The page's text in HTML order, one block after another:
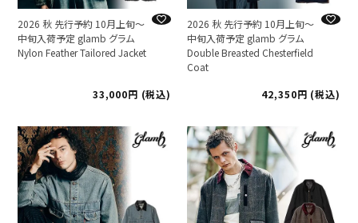
2026 秋 先行予約 10月上旬～
中旬入荷予定 glamb グラム
Nylon Feather Tailored Jacket
33,000 税込
2026 秋 先行予約 10月上旬～
中旬入荷予定 glamb グラム
Double Breasted Chesterfield
Coat
42,350
税込